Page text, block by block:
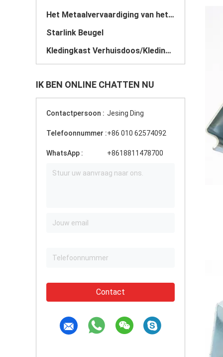
Het Metaalvervaardiging van het douaneblad
Starlink Beugel
Kledingkast Verhuisdoos/Kledingstang
IK BEN ONLINE CHATTEN NU
Contactpersoon : Jesing Ding
Telefoonnummer :+86 010 62574092
WhatsApp : +8618811478700
Contact